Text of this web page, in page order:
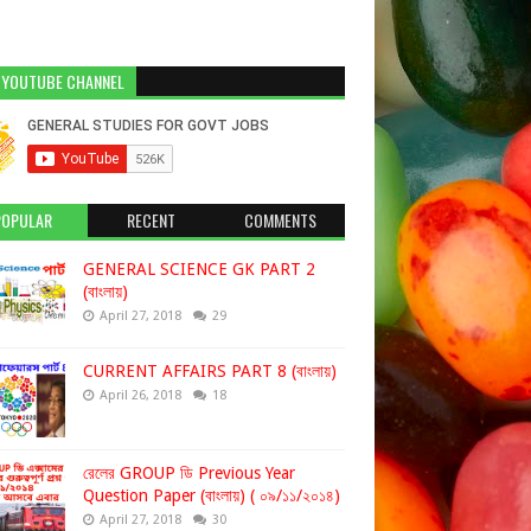
CHANNEL
RECENT COMMENTS
GENERAL SCIENCE GK PART 2
(বাংলায়)
April 27, 2018 29
CURRENT AFFAIRS PART 8 (বাংলায়)
April 26, 2018 18
রেলের GROUP ডি Previous Year
Question Paper (বাংলায়) ( ০৯/১১/২০১৪)
April 27, 2018 30